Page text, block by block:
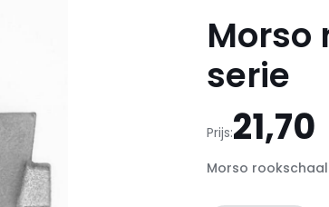
Morso
serie
Prijs:21,70
Morso rookschaal